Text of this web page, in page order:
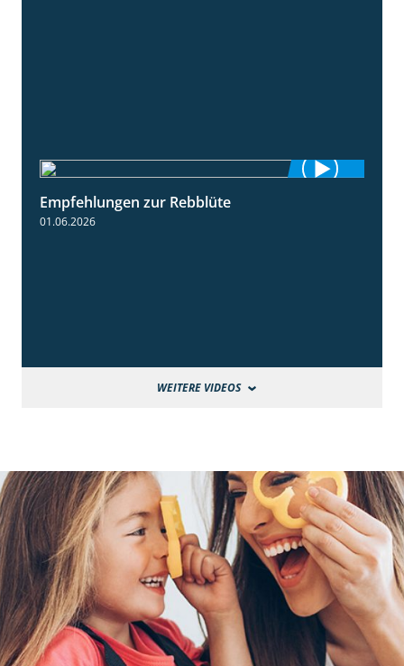
Empfehlungen zur Rebblüte
01.06.2026
WEITERE VIDEOS